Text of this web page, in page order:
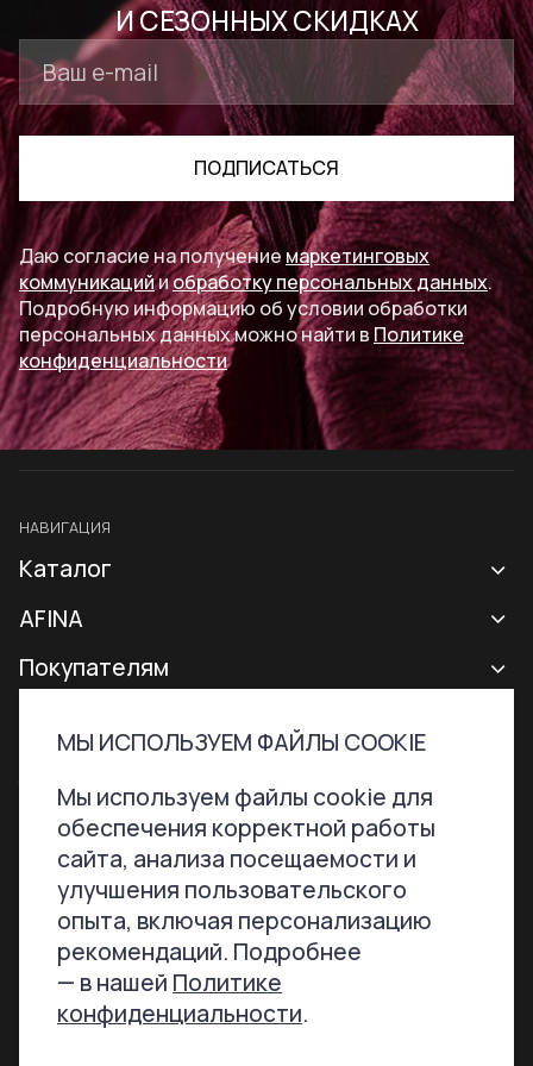
МЫ ИСПОЛЬЗУЕМ ФАЙЛЫ COOKIE
Мы используем файлы cookie для
обеспечения корректной работы
сайта, анализа посещаемости и
улучшения пользовательского
опыта, включая персонализацию
рекомендаций. Подробнее
— в нашей Политике
конфиденциальности.
И СЕЗОННЫХ СКИДКАХ
ПОДПИСАТЬСЯ
Даю согласие на получениемаркетинговых
коммуникацийиобработку персональных данных.
Подробную информацию об условии обработки
персональных данных можно найти в Политике
конфиденциальности
НАВИГАЦИЯ
Каталог
Новая коллекция
Все сумки
Аксессуары
Сертификаты
AFINA
О бренде
Покупателям
Гарантии и возврат
Программа лояльности
Уход за сумками
Акции
Контактная информация
ТЕЛЕФОН
+7 800 707-76-51
ПОЧТА
hello@afinabags.ru
МЫ В СОЦСЕТЯХ